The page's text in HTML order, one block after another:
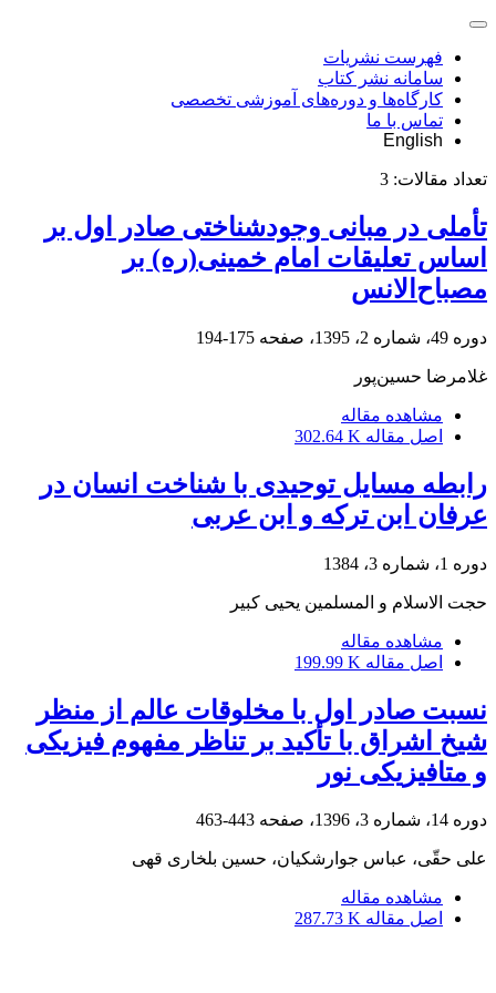
فهرست نشریات
سامانه نشر کتاب
کارگاه‌ها و دوره‌های آموزشی تخصصی
تماس با ما
English
تعداد مقالات: 3
تأملی در مبانی وجودشناختی صادر اول بر
اساس تعلیقات امام خمینی(ره) بر
مصباح‌الانس
دوره 49، شماره 2، 1395، صفحه 175-194
غلامرضا حسین‌پور
مشاهده مقاله
اصل مقاله 302.64 K
رابطه مسایل توحیدی با شناخت انسان در
عرفان ابن ترکه و ابن عربی
دوره 1، شماره 3، 1384
حجت الاسلام و المسلمین یحیی کبیر
مشاهده مقاله
اصل مقاله 199.99 K
نسبت صادر اول با مخلوقات عالم از منظر
شیخ‌ اشراق با تأکید بر تناظر مفهوم فیزیکی
و متافیزیکی نور
دوره 14، شماره 3، 1396، صفحه 443-463
علی حقّی، عباس جوارشکیان، حسین بلخاری قهی
مشاهده مقاله
اصل مقاله 287.73 K